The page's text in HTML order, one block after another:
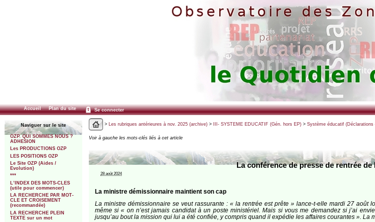
Accueil Plan du site Se connecter
Naviguer sur le site
OZP. QUI SOMMES NOUS ?
ADHESION
Les PRODUCTIONS OZP
LES POSITIONS OZP
Le Site OZP (Aides /
Evolution)
***
L’INDEX DES MOTS-CLES
(utile pour commencer)
LA RECHERCHE PAR MOT-
CLE ET CROISEMENT
(recommandée)
LA RECHERCHE PLEIN
TEXTE sur un mot
> Les rubriques antérieures à nov. 2025 (archive)> III- SYSTEME EDUCATIF (Gén. hors EP)> Système éducatif (Déclarations
Voir à gauche les mots-clés liés à cet article
La conférence de presse de rentrée
28 août 2024
La ministre démissionnaire maintient son cap
La ministre démissionnaire se veut rassurante : « la rentrée est prête » lance-t-elle mardi 27
même si « on n’est jamais candidat à un poste ministériel. Mais si vous me demandez si j’ai
jusqu’au bout la mission qui lui a été confiée, y compris quand il expédie les affaires courantes ».